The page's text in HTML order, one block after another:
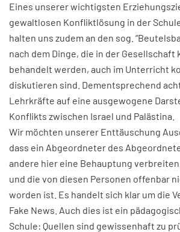
Eines unserer wichtigsten
gewaltlosen Konfliktlösung in der
halten uns zudem an den sog.
nach dem Dinge, die in der Gesellschaft
behandelt werden, auch im Unterricht
diskutieren sind. Dementsprechend
Lehrkräfte auf eine ausgewogene
Konflikts zwischen Israel und Palästina.
Wir möchten unserer Enttäuschung
dass ein Abgeordneter des
andere hier eine Behauptung
und die von diesen Personen offenbar
worden ist. Es handelt sich klar um die
Fake News. Auch dies ist ein
Schule: Quellen sind gewissenhaft zu